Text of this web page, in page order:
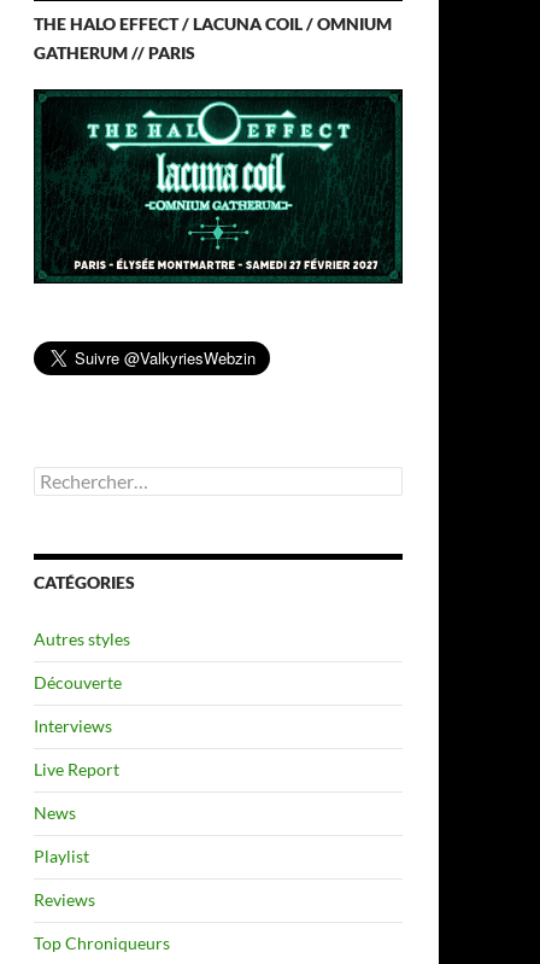
THE HALO EFFECT / LACUNA COIL / OMNIUM
GATHERUM // PARIS
Rechercher :
CATÉGORIES
Autres styles
Découverte
Interviews
Live Report
News
Playlist
Reviews
Top Chroniqueurs